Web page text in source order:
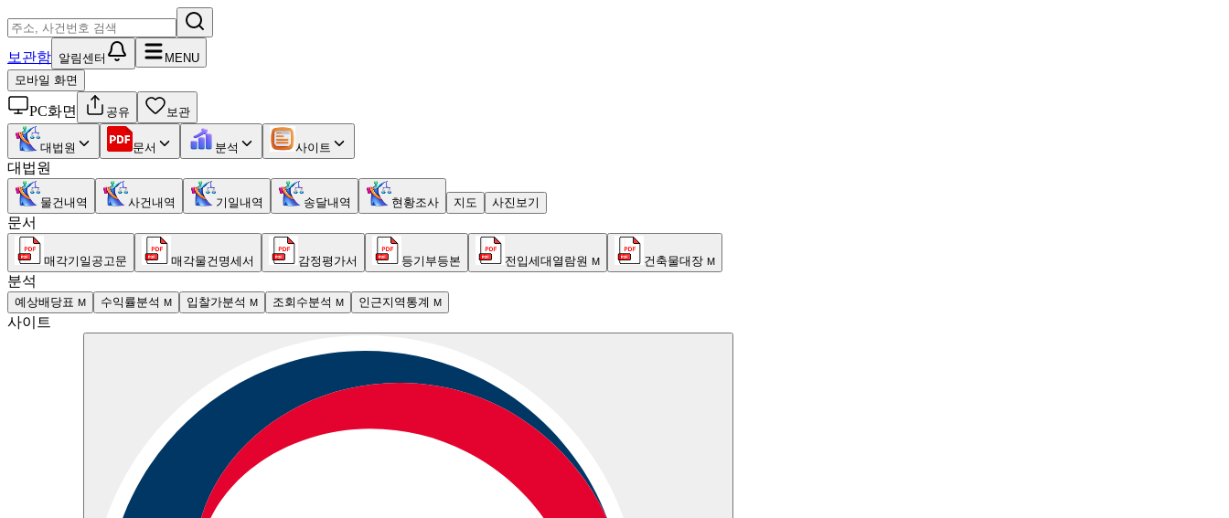
보관함 알림센터
MENU
모바일 화면
PC화면 공유 보관
대법원 문서 분석 사이트
대법원
물건내역 사건내역 기일내역 송달내역 현황조사 지도 사진보기
문서
매각기일공고문 매각물건명세서 감정평가서 등기부등본 전입세대열람원 M 건축물대장 M
분석
예상배당표 M 수익률분석 M 입찰가분석 M 조회수분석 M 인근지역통계 M
사이트